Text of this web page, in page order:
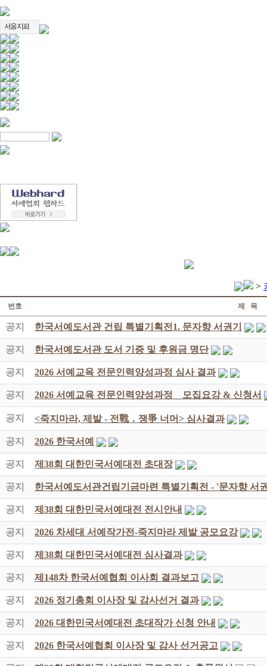
>
번호 제 목
공지 한국서예도서관 건립 특별기획전1. 문자향 서권기
공지 한국서예도서관 도서 기증 및 후원금 명단
공지 2026 서예교육 전문인력양성과정 심사 결과
공지 2026 서예교육 전문인력양성과정 _ 모집요강 & 신청서
공지 <죽지마라, 제발 - 전戰 ․ 쟁爭 너머> 심사결과
공지 2026 한국서예
공지 제38회 대한민국서예대전 초대장
공지 한국서예도서관건립기금마련 특별기획전 - '문자향 서
공지 제38회 대한민국서예대전 전시안내
공지 2026 차세대 서예작가전-죽지마라 제발 공모요강
공지 제38회 대한민국서예대전 심사결과
공지 제148차 한국서예협회 이사회 결과보고
공지 2026 정기총회 이사장 및 감사선거 결과
공지 2026 대한민국서예대전 초대작가 신청 안내
공지 2026 한국서예협회 이사장 및 감사 선거공고